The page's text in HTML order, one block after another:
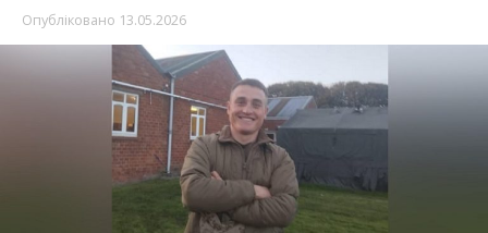
Опубліковано 13.05.2026